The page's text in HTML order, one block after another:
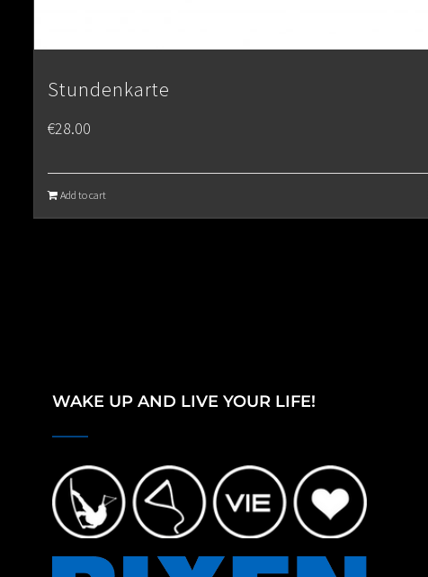
Stundenkarte
€28.00
Add to cart
WAKE UP AND LIVE YOUR LIFE!